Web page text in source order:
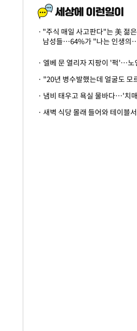
"주식 매일 사고판다"는 美 젊은
남성들…64%가 "나는 인생의